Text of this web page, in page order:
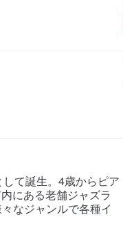
て誕生。4歳からピア
にある老舗ジャズラ
なジャンルで各種イ